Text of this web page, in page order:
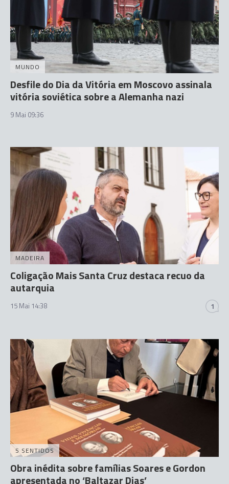
MUNDO
Desfile do Dia da Vitória em Moscovo assinala
vitória soviética sobre a Alemanha nazi
9 Mai 09:36
MADEIRA
Coligação Mais Santa Cruz destaca recuo da
autarquia
15 Mai 14:38 1
5 SENTIDOS
Obra inédita sobre famílias Soares e Gordon
apresentada no ‘Baltazar Dias’